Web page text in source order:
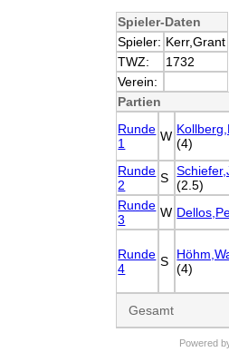
Spieler-Daten
Spieler: Kerr,Grant
TWZ:
1732
Verein:
Partien
Runde
1
W (4)
Runde
2
S (2.5)
Runde
3
W
Runde
4
S (4)
Gesamt
Powered